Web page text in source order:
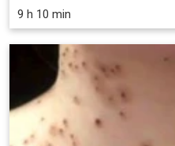
9 h 10 min